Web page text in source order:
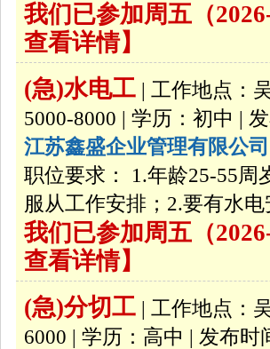
我们已参加周五（
查看详情】
(急)水电工 | 工作地点：
5000-8000 | 学历：初中 |
江苏鑫盛企业管理有限公司
职位要求： 1.年龄25-55
服从工作安排；2.要有水
我们已参加周五（
查看详情】
(急)分切工 | 工作地点：
6000 | 学历：高中 | 发布时